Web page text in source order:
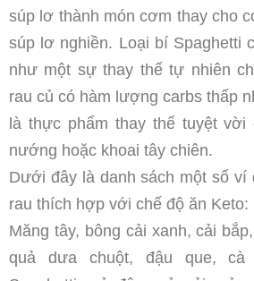
súp lơ thành món cơm thay cho
súp lơ nghiền. Loại bí Spaghetti
như một sự thay thế tự nhiên
rau củ có hàm lượng carbs thấp
là thực phẩm thay thế tuyệt vời
nướng hoặc khoai tây chiên.
Dưới đây là danh sách một số ví
rau thích hợp với chế độ ăn Keto:
Măng tây, bông cải xanh, cải
quả dưa chuột, đậu que,